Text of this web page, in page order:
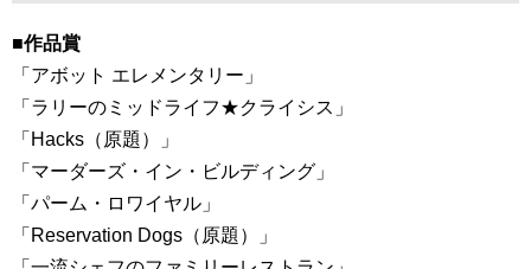
■作品賞
「アボット エレメンタリー」
「ラリーのミッドライフ★クライシス」
「Hacks（原題）」
「マーダーズ・イン・ビルディング」
「パーム・ロワイヤル」
「Reservation Dogs（原題）」